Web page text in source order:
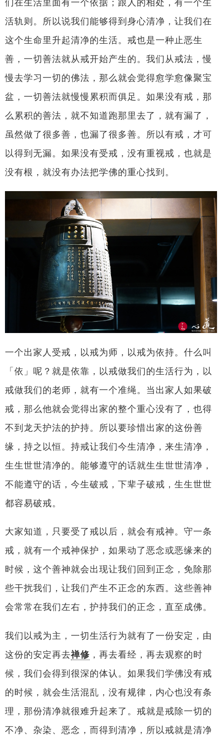
们在生活里面有一个依据；跟人的相处，有一个生
活轨则。所以说我们能够得到身心清净，让我们在
这个生命里升起清净的生活。戒也是一种止恶生
善，一切善法就从戒开始产生的。我们从戒法，慢
慢去学习一切的佛法，那么就会觉得愈学愈像聚宝
盆，一切善法就慢慢累积而俱足。如果没有戒，那
么累积的善法，就不知道跑那里去了，就有漏了，
虽然做了很多善，也漏了很多善。所以有戒，才可
以得到无漏。如果没有受戒，没有重视戒，也就是
没有根，就没有办法把学佛的重心找到。
一个出家人受戒，以戒为师，以戒为依持。什么叫
「依」呢？就是依靠，以戒做我们的生活行为，以
戒做我们的老师，就有一个准绳。当出家人如果破
戒，那么他就会觉得出家的整个重心没有了，也得
不到龙天护法的护持。所以要珍惜出家的这份善
缘，持之以恒。持戒让我们今生清净，来生清净，
生生世世清净的。能够遵守的话就生生世世清净，
不能遵守的话，今生破戒，下辈子破戒，生生世世
都容易破戒。
大家知道，只要受了戒以后，就会有戒神。守一条
戒，就有一个戒神保护，如果动了恶念或恶缘来的
时候，这个善神就会出现让我们回到正念，免除那
些干扰我们，让我们产生不正念的东西。这些善神
会常常在我们左右，护持我们的正念，直至成佛。
我们以戒为主，一切生活行为就有了一份安定，由
这份的安定再去禅修，再去看经，再去观察的时
候，我们会得到很深的体认。如果我们学佛没有戒
的时候，就会生活混乱，没有规律，内心也没有条
理，那份清净就很难升起来了。戒就是戒除一切的
不净、杂染、恶念，而得到清净，所以戒就是清净